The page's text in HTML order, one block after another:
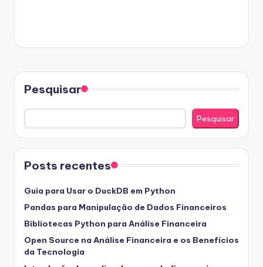
Pesquisar
Pesquisar
Posts recentes
Guia para Usar o DuckDB em Python
Pandas para Manipulação de Dados Financeiros
Bibliotecas Python para Análise Financeira
Open Source na Análise Financeira e os Benefícios
da Tecnologia